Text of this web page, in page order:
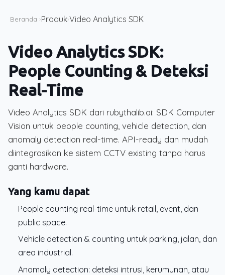
Beranda ›Produk›Video Analytics SDK
Video Analytics SDK:
People Counting & Deteksi
Real-Time
Video Analytics SDK dari rubythalib.ai: SDK Computer
Vision untuk people counting, vehicle detection, dan
anomaly detection real-time. API-ready dan mudah
diintegrasikan ke sistem CCTV existing tanpa harus
ganti hardware.
Yang kamu dapat
People counting real-time untuk retail, event, dan
public space.
Vehicle detection & counting untuk parking, jalan, dan
area industrial.
Anomaly detection: deteksi intrusi, kerumunan, atau